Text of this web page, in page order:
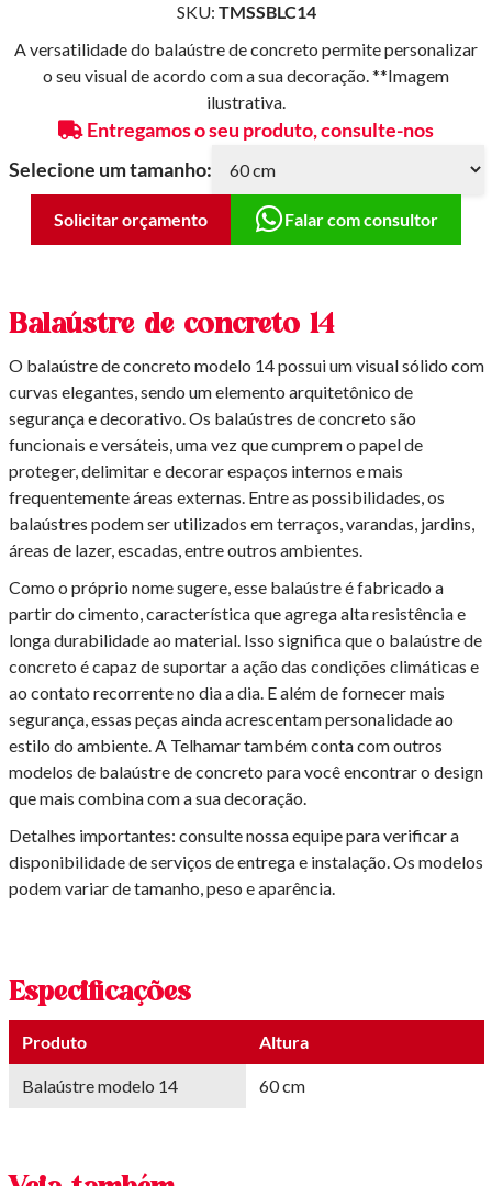
SKU: TMSSBLC14
A versatilidade do balaústre de concreto permite personalizar
o seu visual de acordo com a sua decoração. **Imagem
ilustrativa.
Entregamos o seu produto, consulte-nos
Selecione um tamanho:
Solicitar orçamento Falar com consultor
Balaústre de concreto 14
O balaústre de concreto modelo 14 possui um visual sólido com
curvas elegantes, sendo um elemento arquitetônico de
segurança e decorativo. Os balaústres de concreto são
funcionais e versáteis, uma vez que cumprem o papel de
proteger, delimitar e decorar espaços internos e mais
frequentemente áreas externas. Entre as possibilidades, os
balaústres podem ser utilizados em terraços, varandas, jardins,
áreas de lazer, escadas, entre outros ambientes.
Como o próprio nome sugere, esse balaústre é fabricado a
partir do cimento, característica que agrega alta resistência e
longa durabilidade ao material. Isso significa que o balaústre de
concreto é capaz de suportar a ação das condições climáticas e
ao contato recorrente no dia a dia. E além de fornecer mais
segurança, essas peças ainda acrescentam personalidade ao
estilo do ambiente. A Telhamar também conta com outros
modelos de balaústre de concreto para você encontrar o design
que mais combina com a sua decoração.
Detalhes importantes: consulte nossa equipe para verificar a
disponibilidade de serviços de entrega e instalação. Os modelos
podem variar de tamanho, peso e aparência.
Especificações
Produto Altura
Balaústre modelo 14 60 cm